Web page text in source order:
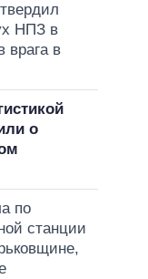
НПЗ в
врага в
о
по
станции